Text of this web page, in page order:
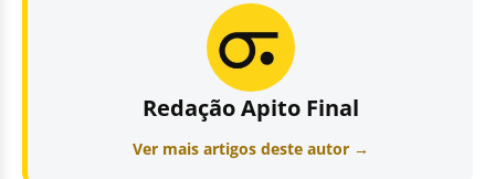
Redação Apito Final
Ver mais artigos deste autor →